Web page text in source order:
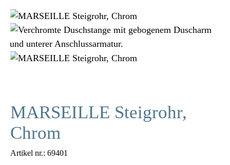
MARSEILLE Steigrohr,
Chrom
Artikel nr.: 69401